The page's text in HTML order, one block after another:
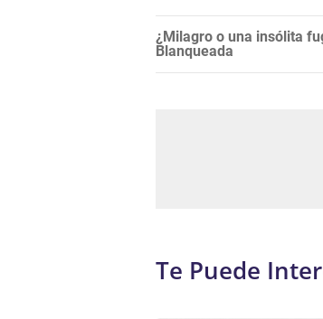
¿Milagro o una insólita
Blanqueada
Te Puede